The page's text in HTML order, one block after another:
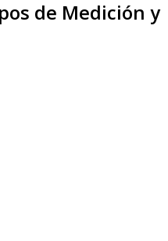
de Medición y